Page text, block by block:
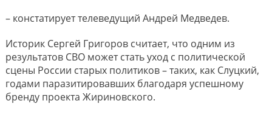
– констатирует телеведущий Андрей Медведев.
Историк Сергей Григоров считает, что одним из
результатов СВО может стать уход с политической
сцены России старых политиков – таких, как Слуцкий,
годами паразитировавших благодаря успешному
бренду проекта Жириновского.